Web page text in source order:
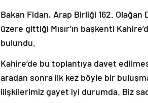
Bakan Fidan, Arap Birliği 162. Olağan
üzere gittiği Mısır’ın başkenti
bulundu.
Kahire’de bu toplantıya davet
aradan sonra ilk kez böyle bir
ilişkilerimiz gayet iyi durumda. Biz